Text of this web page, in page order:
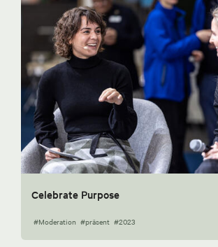
Celebrate Purpose
#Moderation #präsent #2023